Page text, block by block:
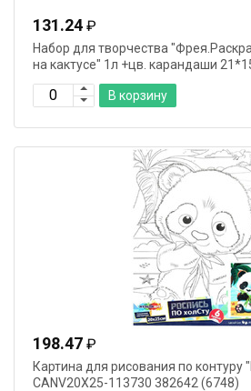
131.24 ₽
Набор для творчества
на кактусе" 1л +цв. карандаши
В корзину
198.47 ₽
Картина для рисования по
CANV20X25-113730 382642 (6748)